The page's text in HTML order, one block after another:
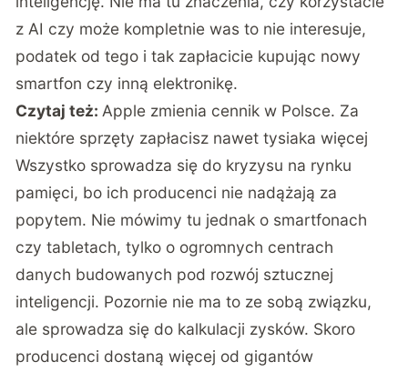
z AI czy może kompletnie was to nie interesuje,
podatek od tego i tak zapłacicie kupując nowy
smartfon czy inną elektronikę.
Czytaj też: Apple zmienia cennik w Polsce. Za
niektóre sprzęty zapłacisz nawet tysiaka więcej
Wszystko sprowadza się do kryzysu na rynku
pamięci, bo ich producenci nie nadążają za
popytem. Nie mówimy tu jednak o smartfonach
czy tabletach, tylko o ogromnych centrach
danych budowanych pod rozwój sztucznej
inteligencji. Pozornie nie ma to ze sobą związku,
ale sprowadza się do kalkulacji zysków. Skoro
producenci dostaną więcej od gigantów